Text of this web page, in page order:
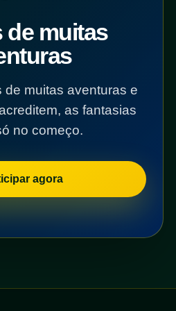
de muitas
de muitas aventuras e
as fantasias
no começo.
agora